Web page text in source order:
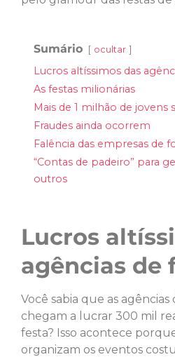
Sumário ocultar
Lucros altíssimos das
As festas milionárias
Mais de 1 milhão de
Fraudes ainda ocorrem
Falência das empresas de
“Contas de padeiro” para
outros
Lucros
agências de
Você sabia que as
chegam a lucrar 300 mil
festa? Isso acontece
organizam os eventos